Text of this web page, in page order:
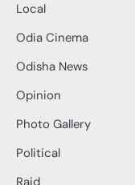
Local
Odia Cinema
Odisha News
Opinion
Photo Gallery
Political